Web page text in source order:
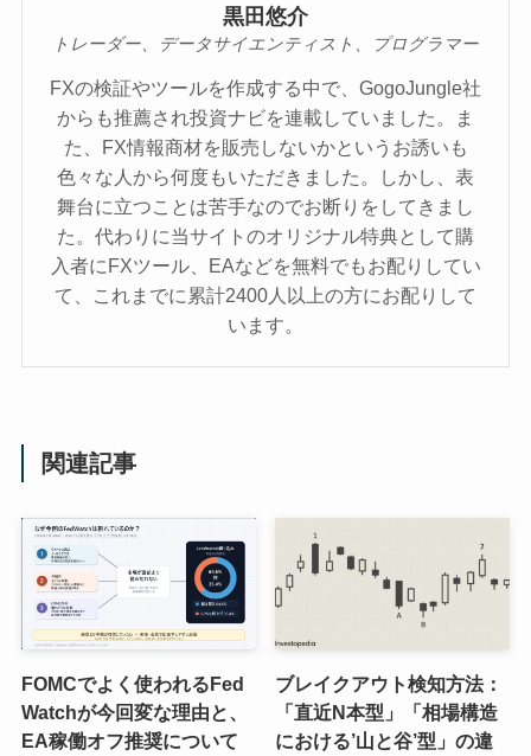
黒田悠介
トレーダー、データサイエンティスト、プログラマー
FXの検証やツールを作成する中で、GogoJungle社
からも推薦され投資ナビを連載していました。ま
た、FX情報商材を販売しないかというお誘いも
色々な人から何度もいただきました。しかし、表
舞台に立つことは苦手なのでお断りをしてきまし
た。代わりに当サイトのオリジナル特典として購
入者にFXツール、EAなどを無料でもお配りしてい
て、これまでに累計2400人以上の方にお配りして
います。
関連記事
FOMCでよく使われるFed
Watchが今回変な理由と、
EA稼働オフ推奨について
ブレイクアウト検知方法：
「直近N本型」「相場構造
における’山と谷’型」の違